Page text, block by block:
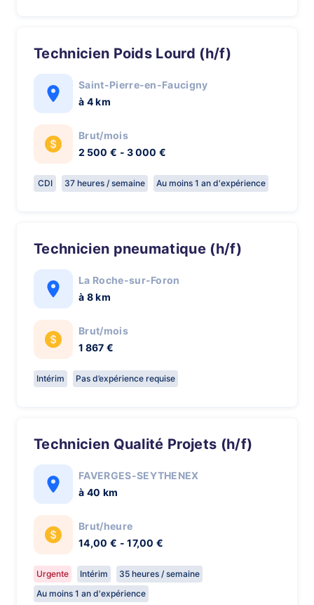
Technicien Poids Lourd (h/f)
Saint-Pierre-en-Faucigny
à 4 km
Brut/mois
2 500 € - 3 000 €
CDI 37 heures / semaine Au moins 1 an d'expérience
Technicien pneumatique (h/f)
La Roche-sur-Foron
à 8 km
Brut/mois
1 867 €
Intérim Pas d’expérience requise
Technicien Qualité Projets (h/f)
FAVERGES-SEYTHENEX
à 40 km
Brut/heure
14,00 € - 17,00 €
Urgente Intérim
35 heures / semaine
Au moins 1 an d'expérience